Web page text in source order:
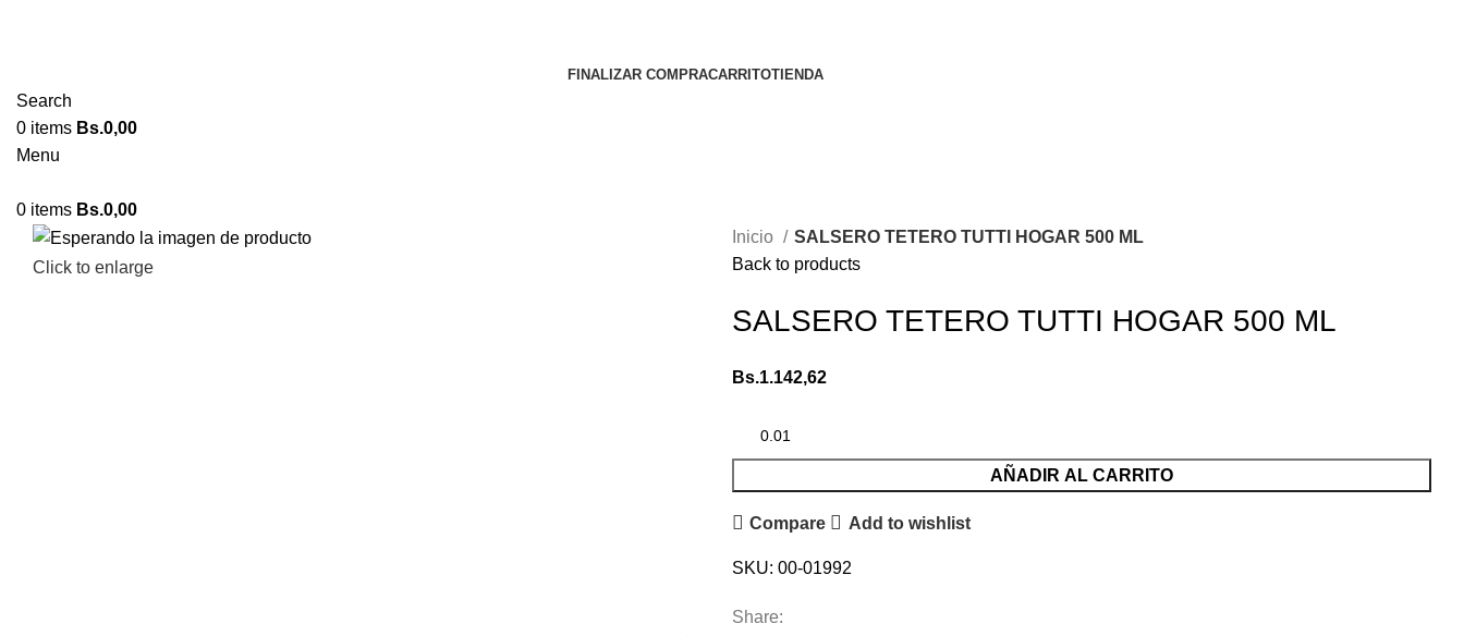
FINALIZAR COMPRACARRITOTIENDA
Search
0 items Bs.0,00
Menu
0 items Bs.0,00
Click to enlarge
Inicio
SALSERO TETERO TUTTI HOGAR 500 ML
Back to products
SALSERO TETERO TUTTI HOGAR 500 ML
Bs.1.142,62
AÑADIR AL CARRITO
Compare Add to wishlist
SKU: 00-01992
Share: